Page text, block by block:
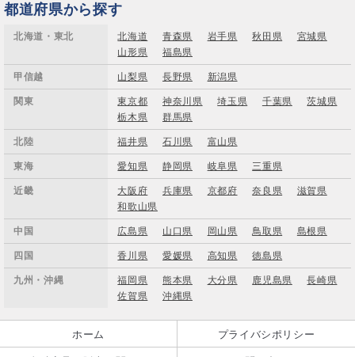
都道府県から探す
北海道・東北 北海道 青森県 岩手県 秋田県
宮城県
山形県
福島県
甲信越 山梨県 長野県 新潟県
関東 東京都 神奈川県 埼玉県 千葉県
茨城県
栃木県
群馬県
北陸 福井県 石川県 富山県
東海 愛知県 静岡県 岐阜県 三重県
近畿 大阪府 兵庫県 京都府 奈良県
滋賀県
和歌山県
中国 広島県 山口県 岡山県 鳥取県 島根県
四国 香川県 愛媛県 高知県 徳島県
九州・沖縄 福岡県 熊本県 大分県 鹿児島県
長崎県
佐賀県
沖縄県
ホーム プライバシポリシー